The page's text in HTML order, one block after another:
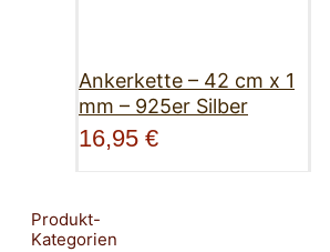
Ankerkette – 42 cm x 1
mm – 925er Silber
16,95 €
Produkt-
Kategorien